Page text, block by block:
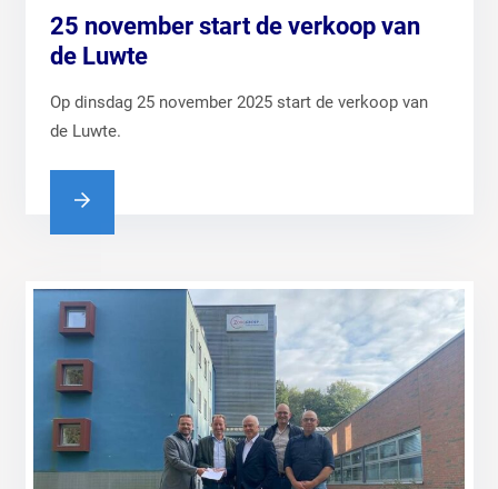
25 november start de verkoop van
de Luwte
Op dinsdag 25 november 2025 start de verkoop van
de Luwte.